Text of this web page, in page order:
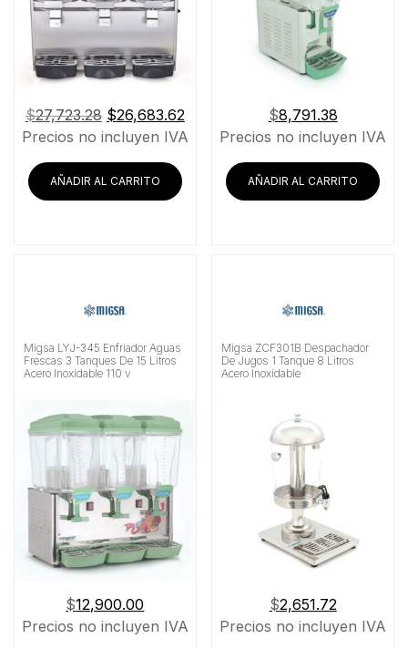
$27,723.28 El
precio
era:
$27,723.28.
$26,683.62El
precio
$26,683.62.
Precios no incluyen IVA
AÑADIR AL CARRITO
$8,791.38
Precios no incluyen IVA
AÑADIR AL CARRITO
Migsa LYJ-345 Enfriador Aguas
Frescas 3 Tanques De 15 Litros
Acero Inoxidable 110 v
$12,900.00
Precios no incluyen IVA
Migsa ZCF301B Despachador
De Jugos 1 Tanque 8 Litros
Acero Inoxidable
$2,651.72
Precios no incluyen IVA